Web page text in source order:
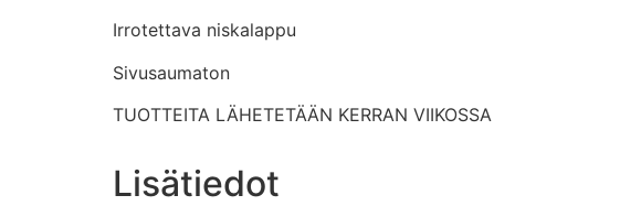
Irrotettava niskalappu
Sivusaumaton
TUOTTEITA LÄHETETÄÄN KERRAN VIIKOSSA
Lisätiedot